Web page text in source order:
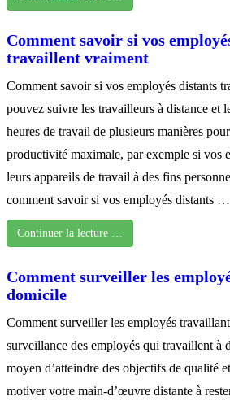
Comment savoir si vos
travaillent vraiment
Comment savoir si vos employés distants
pouvez suivre les travailleurs à distance et
heures de travail de plusieurs manières
productivité maximale, par exemple si vos
leurs appareils de travail à des fins
comment savoir si vos employés distants …
Continuer la lecture …
Comment surveiller les
domicile
Comment surveiller les employés
surveillance des employés qui travaillent à
moyen d’atteindre des objectifs de qualité
motiver votre main-d’œuvre distante à